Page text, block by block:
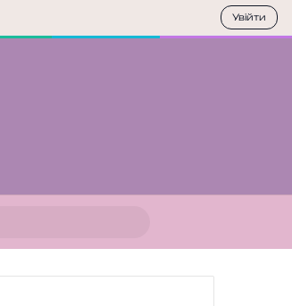
Увійти